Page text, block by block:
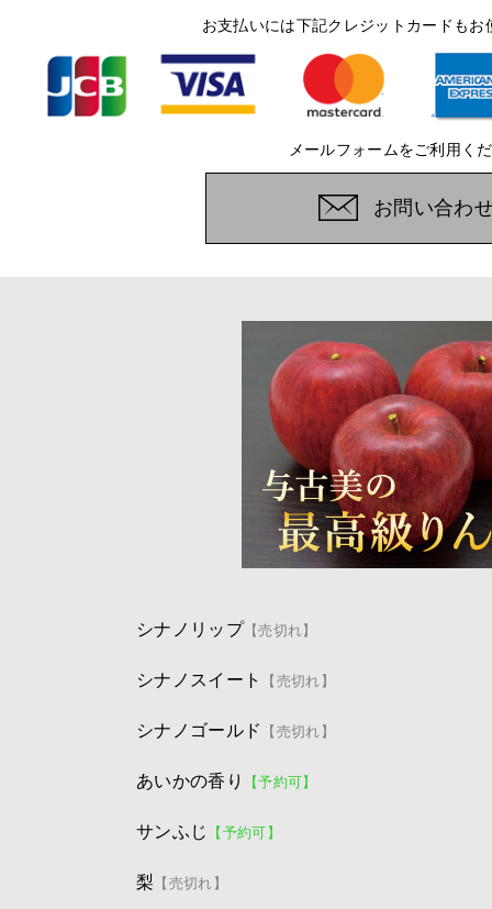
お支払いには下記クレジットカードもお
メールフォームをご利用く
お問い合わ
シナノリップ 【売切れ】
シナノスイート 【売切れ】
シナノゴールド 【売切れ】
あいかの香り 【予約可】
サンふじ 【予約可】
梨 【売切れ】